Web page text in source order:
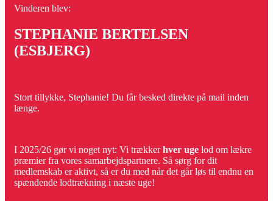
Vinderen blev:
STEPHANIE BERTELSEN
(ESBJERG)
Stort tillykke, Stephanie! Du får besked direkte på mail inden
længe.
I 2025/26 gør vi noget nyt: Vi trækkerhver uge lod om lækre
præmier fra vores samarbejdspartnere. Så sørg for dit
medlemskab er aktivt, så er du med når det går løs til endnu en
spændende lodtrækning i næste uge!